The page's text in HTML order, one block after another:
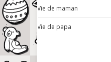
Vie de maman
Vie de papa